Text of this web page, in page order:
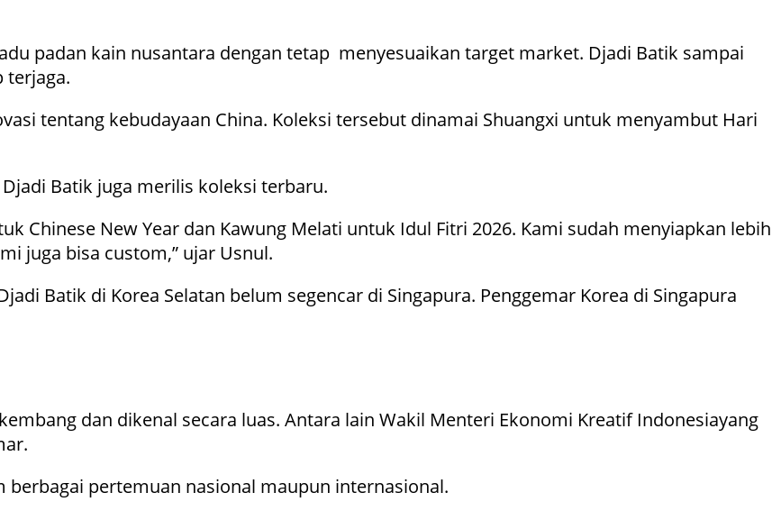
padan kain nusantara dengan tetap menyesuaikan target market. Djadi Batik sampai
terjaga.
tentang kebudayaan China. Koleksi tersebut dinamai Shuangxi untuk menyambut Hari
Batik juga merilis koleksi terbaru.
Chinese New Year dan Kawung Melati untuk Idul Fitri 2026. Kami sudah menyiapkan lebih
juga bisa custom,” ujar Usnul.
Batik di Korea Selatan belum segencar di Singapura. Penggemar Korea di Singapura
dan dikenal secara luas. Antara lain Wakil Menteri Ekonomi Kreatif Indonesiayang
pertemuan nasional maupun internasional.